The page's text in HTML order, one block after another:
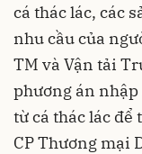
cá thác lác, các
nhu cầu của
TM và Vận tải
phương án nhập
từ cá thác lác để
CP Thương mại